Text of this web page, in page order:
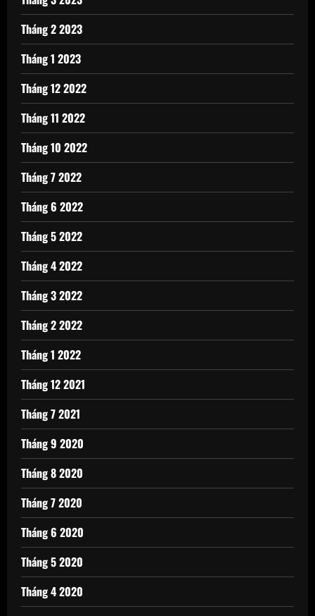
Tháng 2 2023
Tháng 1 2023
Tháng 12 2022
Tháng 11 2022
Tháng 10 2022
Tháng 7 2022
Tháng 6 2022
Tháng 5 2022
Tháng 4 2022
Tháng 3 2022
Tháng 2 2022
Tháng 1 2022
Tháng 12 2021
Tháng 7 2021
Tháng 9 2020
Tháng 8 2020
Tháng 7 2020
Tháng 6 2020
Tháng 5 2020
Tháng 4 2020